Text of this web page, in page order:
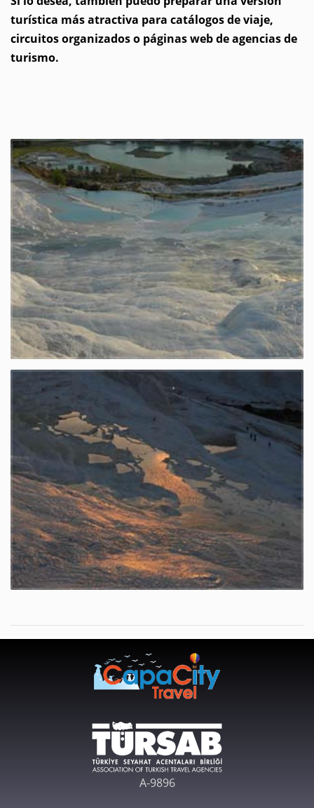
turística más atractiva para catálogos de viaje,
circuitos organizados o páginas web de agencias de
turismo.
A-9896